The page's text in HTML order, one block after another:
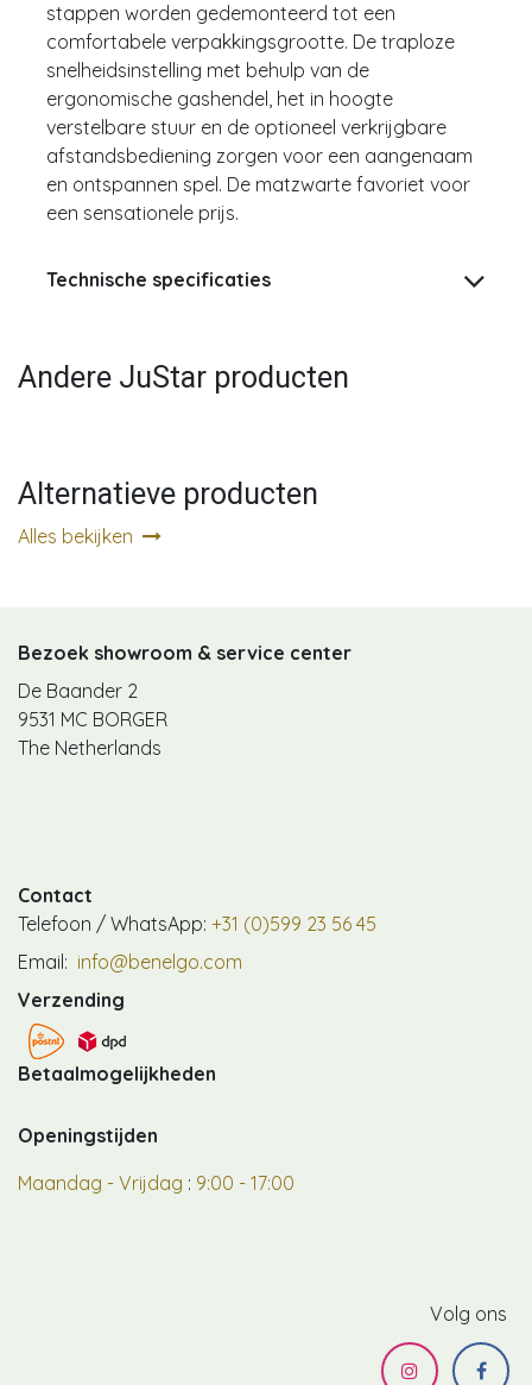
stappen worden gedemonteerd tot een
comfortabele verpakkingsgrootte. De traploze
snelheidsinstelling met behulp van de
ergonomische gashendel, het in hoogte
verstelbare stuur en de optioneel verkrijgbare
afstandsbediening zorgen voor een aangenaam
en ontspannen spel. De matzwarte favoriet voor
een sensationele prijs.
Technische specificaties
Andere JuStar producten
Alternatieve producten
Alles bekijken
Bezoek showroom & service center
De Baander 2
9531 MC BORGER
The Netherlands
Contact
Telefoon / WhatsApp: +31 (0)599 23 56 45
Email: info@benelgo.com
Verzending
Betaalmogelijkheden
Openingstijden
Maandag - Vrijdag : 9:00 - 17:00
Volg ons